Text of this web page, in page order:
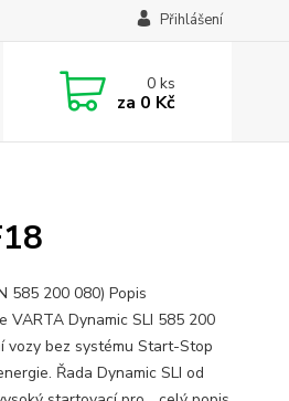
Přihlášení
0ks
za 0 Kč
585 200 080) Popis
Dynamic SLI 585 200
vozy bez systému Start-Stop
Řada Dynamic SLI od